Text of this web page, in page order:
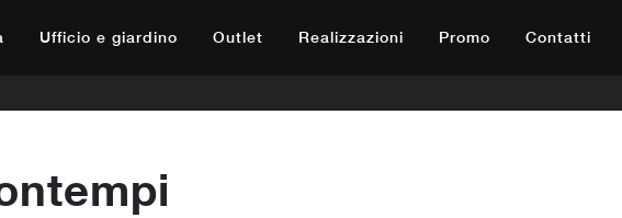
Ufficio e giardino Outlet Realizzazioni Promo Contatti